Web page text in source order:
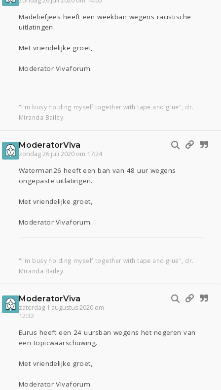
Madeliefjees heeft een weekban wegens racistische
uitlatingen.
Met vriendelijke groet,
Moderator Vivaforum.
"I'm busy holding myself together with tape and glue", dr.
Miranda Bailey.
ModeratorViva
zondag 26 juli 2020 om 17:24
Waterman26 heeft een ban van 48 uur wegens
ongepaste uitlatingen.
Met vriendelijke groet,
Moderator Vivaforum.
"I'm busy holding myself together with tape and glue", dr.
Miranda Bailey.
ModeratorViva
zaterdag 1 augustus 2020 om
12:32
Eurus heeft een 24 uursban wegens het negeren van
een topicwaarschuwing.
Met vriendelijke groet,
Moderator Vivaforum.